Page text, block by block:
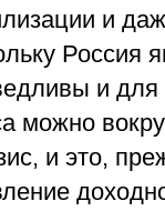
и
Россия
и для
можно
и это,